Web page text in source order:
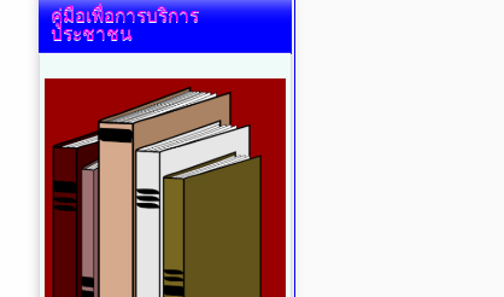
คู่มือเพื่อการบริการ
ประชาชน